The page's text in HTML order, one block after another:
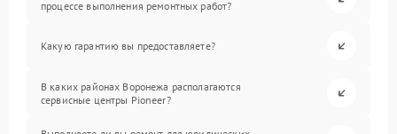
процессе выполнения ремонтных работ?
Какую гарантию вы предоставляете?
В каких районах Воронежа располагаются
сервисные центры Pioneer?